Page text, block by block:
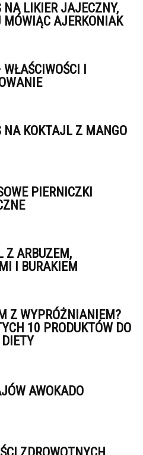
NA LIKIER JAJECZNY,
MÓWIĄC AJERKONIAK
I
NA KOKTAJL Z MANGO
PIERNICZKI
Z ARBUZEM,
I BURAKIEM
Z WYPRÓŻNIANIEM?
10 PRODUKTÓW DO
AWOKADO